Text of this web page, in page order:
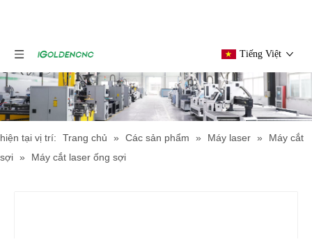
Tiếng Việt
hiện tại vị trí: Trang chủ » Các sản phẩm » Máy laser »
Máy cắt
sợi » Máy cắt laser ống sợi